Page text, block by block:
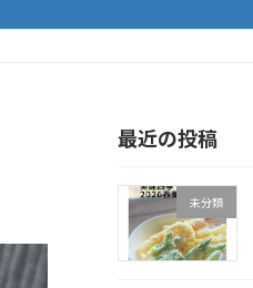
最近の投稿
未分類